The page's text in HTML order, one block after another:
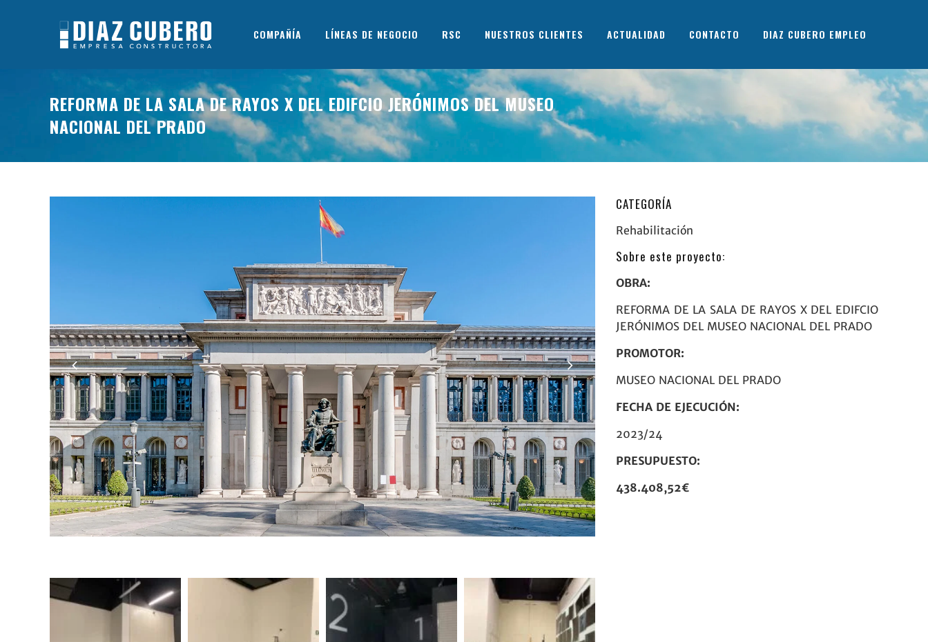
COMPAÑÍA LÍNEAS DE NEGOCIO RSC NUESTROS CLIENTES ACTUALIDAD CONTACTO DIAZ CUBERO EMPLEO
REFORMA DE LA SALA DE RAYOS X DEL EDIFCIO JERÓNIMOS DEL MUSEO
NACIONAL DEL PRADO
CATEGORÍA
Rehabilitación
Sobre este proyecto:
OBRA:
REFORMA DE LA SALA DE RAYOS X DEL EDIFCIO
JERÓNIMOS DEL MUSEO NACIONAL DEL PRADO
PROMOTOR:
MUSEO NACIONAL DEL PRADO
FECHA DE EJECUCIÓN:
2023/24
PRESUPUESTO:
438.408,52€